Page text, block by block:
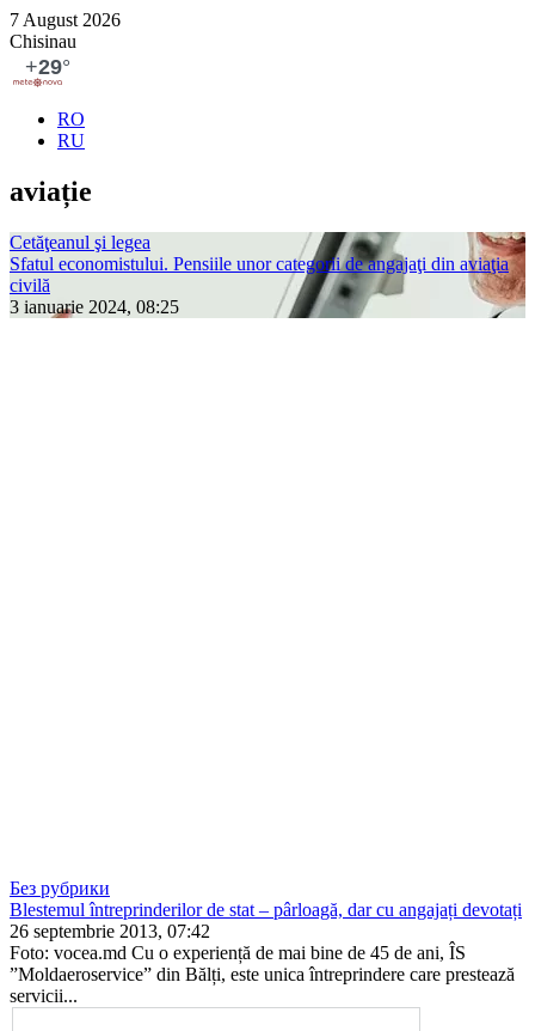
7 August 2026
Chisinau
RO
RU
aviație
Cetăţeanul şi legea
Sfatul economistului. Pensiile unor categorii de angajaţi din aviaţia
civilă
3 ianuarie 2024, 08:25
Без рубрики
Blestemul întreprinderilor de stat – pârloagă, dar cu angajați devotați
26 septembrie 2013, 07:42
Foto: vocea.md Cu o experiență de mai bine de 45 de ani, ÎS
”Moldaeroservice” din Bălți, este unica întreprindere care prestează
servicii...